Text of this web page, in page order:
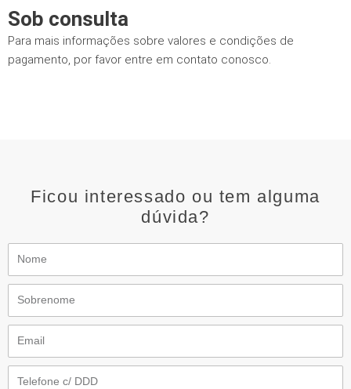
Sob consulta
Para mais informações sobre valores e condições de
pagamento, por favor entre em contato conosco.
Ficou interessado ou tem alguma
dúvida?
Nome
Sobrenome
Email
Telefone